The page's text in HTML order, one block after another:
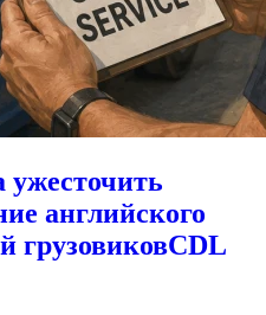
ужесточить
английского
грузовиковCDL